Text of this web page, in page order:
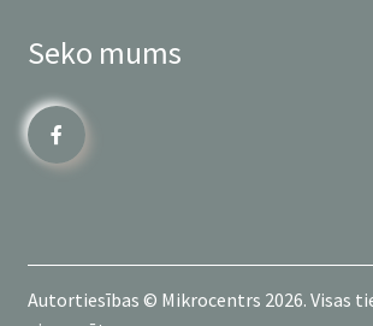
Seko mums
Autortiesības © Mikrocentrs 2026. Visas